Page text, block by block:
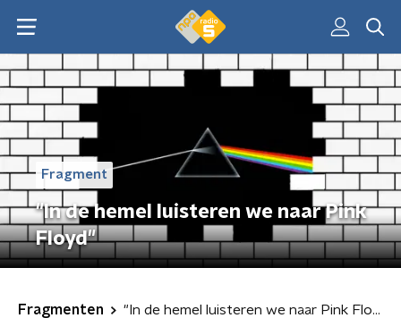
Fragment
"In de hemel luisteren we naar Pink
Floyd"
Fragmenten "In de hemel luisteren we naar Pink Floyd"